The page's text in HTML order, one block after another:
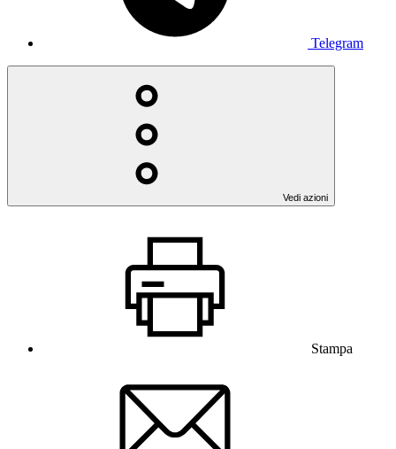
Telegram
Vedi azioni
Stampa